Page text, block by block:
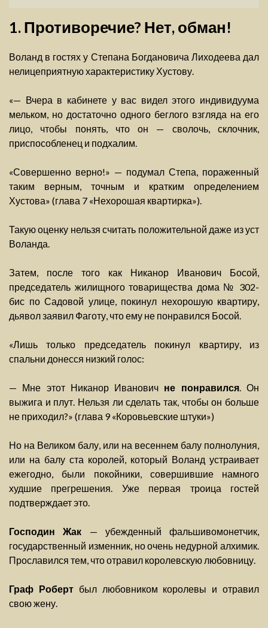
1. Противоречие? Нет, обман!
Воланд в гостях у Степана Богдановича Лиходеева дал
нелицеприятную характеристику Хустову.
«— Вчера в кабинете у вас видел этого индивидуума
мельком, но достаточно одного беглого взгляда на его
лицо, чтобы понять, что он — сволочь, склочник,
приспособленец и подхалим.
«Совершенно верно!» — подумал Степа, пораженный
таким верным, точным и кратким определением
Хустова» (глава 7 «Нехорошая квартирка»).
Такую оценку нельзя считать положительной даже из уст
Воланда.
Затем, после того как Никанор Иванович Босой,
председатель жилищного товарищества дома № 302-
бис по Садовой улице, покинул нехорошую квартиру,
дьявол заявил Фаготу, что ему не понравился Босой.
«Лишь только председатель покинул квартиру, из
спальни донесся низкий голос:
— Мне этот Никанор Иванович не понравился. Он
выжига и плут. Нельзя ли сделать так, чтобы он больше
не приходил?» (глава 9 «Коровьевские штуки»)
Но на Великом балу, или на весеннем балу полнолуния,
или на балу ста королей, который Воланд устраивает
ежегодно, были покойники, совершившие намного
худшие прегрешения. Уже первая троица гостей
подтверждает это.
Господин Жак — убежденный фальшивомонетчик,
государственный изменник, но очень недурной алхимик.
Прославился тем, что отравил королевскую любовницу.
Граф Робертбыл любовником королевы и отравил
свою жену.